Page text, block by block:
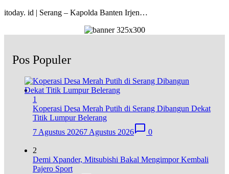
itoday. id | Serang – Kapolda Banten Irjen…
Pos Populer
1
Koperasi Desa Merah Putih di Serang Dibangun Dekat
Titik Lumpur Belerang
7 Agustus 20267 Agustus 2026 0
2
Demi Xpander, Mitsubishi Bakal Mengimpor Kembali
Pajero Sport